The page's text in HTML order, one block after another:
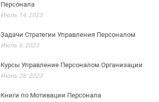
Персонала
Июль 14, 2023
Задачи Стратегии Управления Персоналом
Июль 6, 2023
Курсы Управление Персоналом Организации
Июнь 28, 2023
Книги по Мотивации Персонала